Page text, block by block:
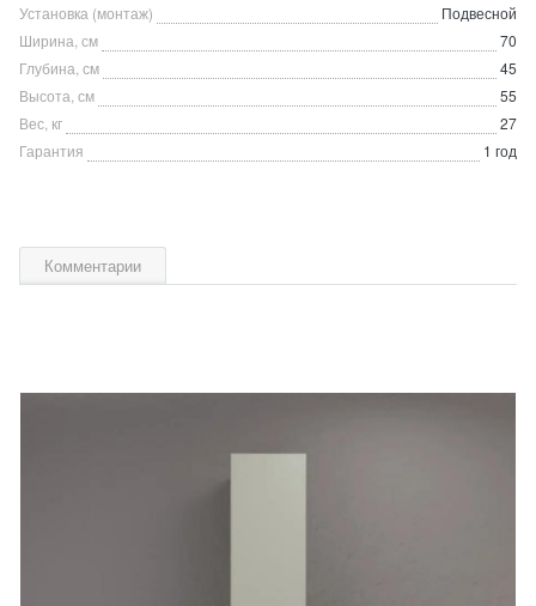
Установка (монтаж)
Подвесной
Ширина, см
70
Глубина, см
45
Высота, см
55
Вес, кг
27
Гарантия
1 год
Комментарии